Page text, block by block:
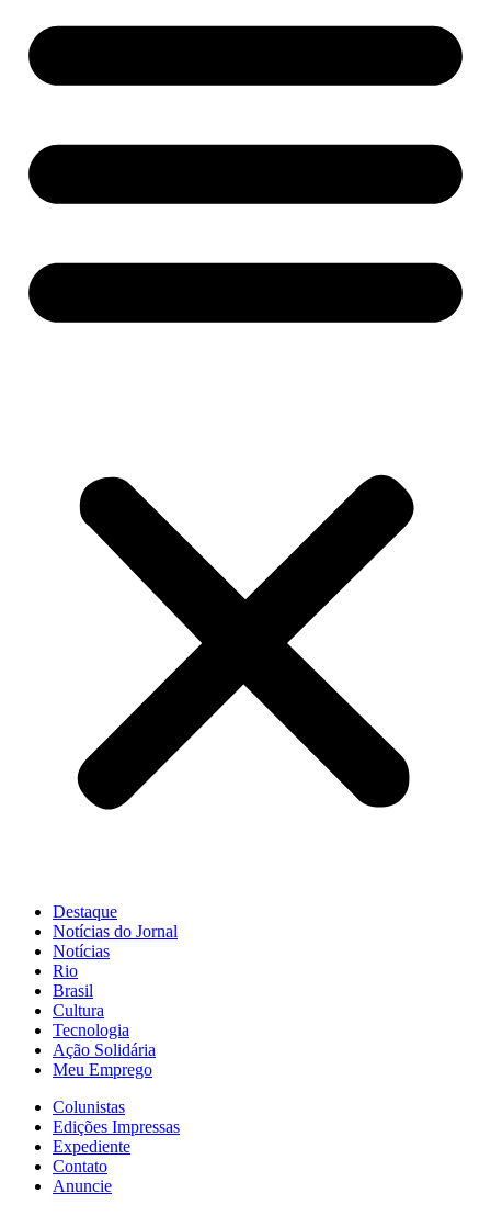
Destaque
Notícias do Jornal
Notícias
Rio
Brasil
Cultura
Tecnologia
Ação Solidária
Meu Emprego
Colunistas
Edições Impressas
Expediente
Contato
Anuncie